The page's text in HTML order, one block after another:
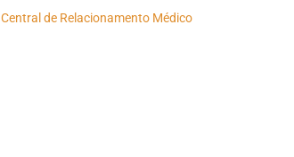
Central de Relacionamento Médico